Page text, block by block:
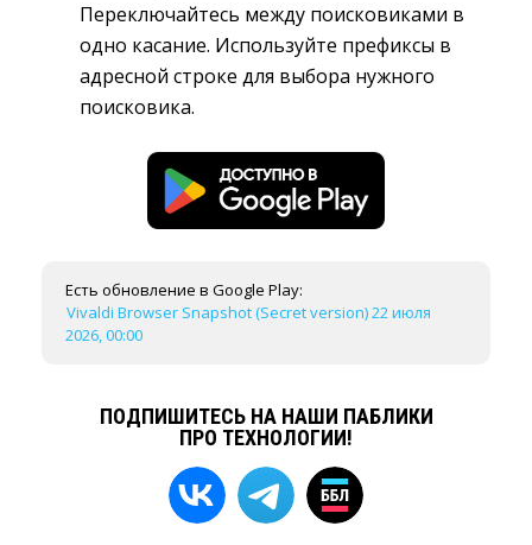
Переключайтесь между поисковиками в
одно касание. Используйте префиксы в
адресной строке для выбора нужного
поисковика.
Есть обновление в Google Play:
Vivaldi Browser Snapshot (Secret version) 22 июля
2026, 00:00
ПОДПИШИТЕСЬ НА НАШИ ПАБЛИКИ
ПРО ТЕХНОЛОГИИ!